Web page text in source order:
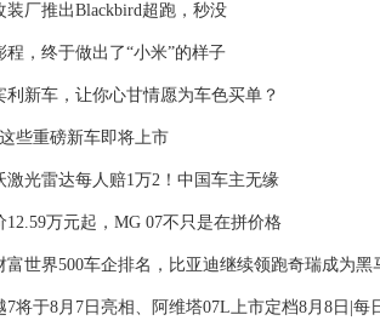
装厂推出Blackbird超跑，秒没
程，终于做出了“小米”的样子
利新车，让你心甘情愿为车色买单？
些重磅新车即将上市
激光雷达每人赔1万2！中国车主无缘
12.59万元起，MG 07不只是在拼价格
富世界500车企排名，比亚迪继续领跑奇瑞成为黑
7将于8月7日亮相、阿维塔07L上市定档8月8日|每